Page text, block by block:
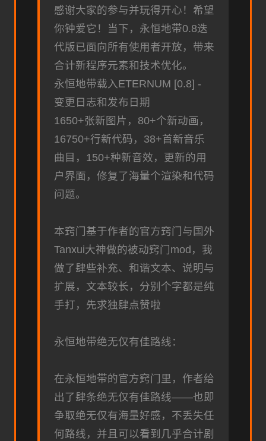
感谢大家的参与并玩得开心！希望
你钟爱它！当下，永恒地带0.8迭
代版已面向所有使用者开放，带来
合计新程序元素和技术优化。
永恒地带载入ETERNUM [0.8] -
变更日志和发布日期
1650+张新图片，80+个新动画，
16750+行新代码，38+首新音乐
曲目，150+种新音效，更新的用
户界面，修复了海量个渲染和代码
问题。
本窍门基于作者的官方窍门与国外
Tanxui大神做的被动窍门mod，我
做了肆些补充、和谐文本、说明与
扩展，文本较长，分别个字都是纯
手打，先求独肆点赞啦
永恒地带绝无仅有佳路线：
在永恒地带的官方窍门里，作者给
出了肆条绝无仅有佳路线——也即
争取绝无仅有海量好感，不丢失任
何路线，并且可以看到几乎合计剧